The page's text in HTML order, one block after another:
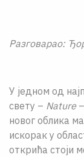
Разговарао:
У једном од
свету – Nature–
новог облика
искорак у
открића стоји